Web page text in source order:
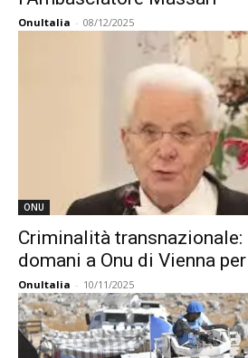
OnuItalia - 08/12/2025
ONU
Criminalità
domani a Onu di Vienna
OnuItalia - 10/11/2025